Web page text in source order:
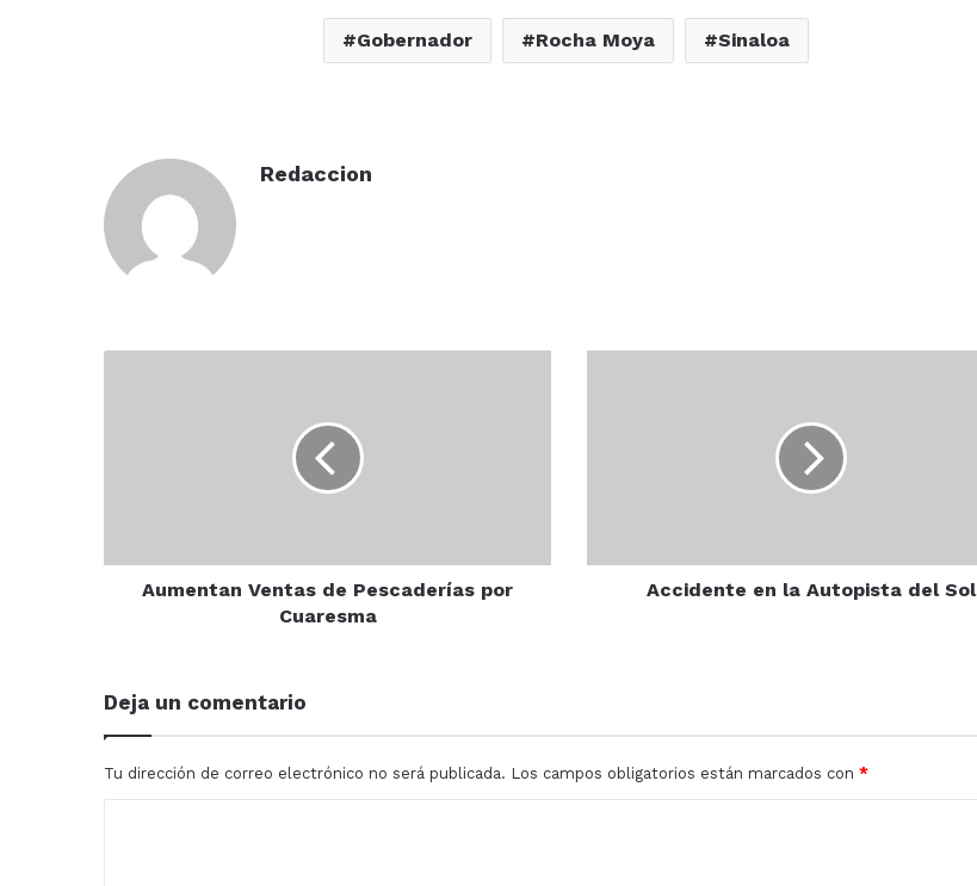
Gobernador Rocha Moya Sinaloa
Redaccion
Aumentan Ventas de Pescaderías por
Cuaresma
Accidente en la Autopista del Sol
Deja un comentario
Tu dirección de correo electrónico no será publicada. Los campos obligatorios están marcados con *